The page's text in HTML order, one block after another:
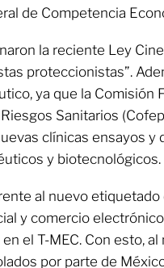
de Competencia
la reciente Ley
proteccionistas”.
ya que la Comisión
Sanitarios
clínicas ensayos y
y biotecnológicos.
al nuevo etiquetado
y comercio
el T-MEC. Con esto,
por parte de